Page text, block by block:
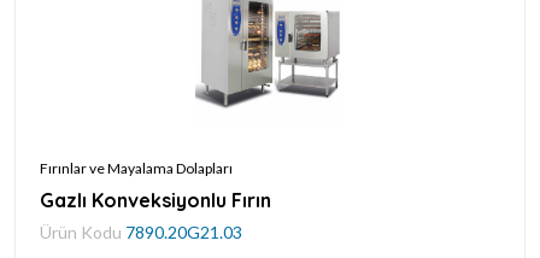
Fırınlar ve Mayalama Dolapları
Gazlı Konveksiyonlu Fırın
Ürün Kodu 7890.20G21.03